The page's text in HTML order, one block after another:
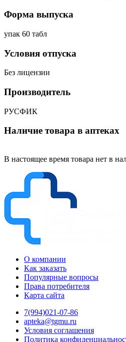
Форма выпуска
упак 60 табл
Условия отпуска
Без лицензии
Производитель
РУСФИК
Наличие товара в аптеках
В настоящее время товара нет в
О компании
Как заказать
Популярные вопросы
Права потребителя
Карта сайта
7(994)021-07-86
apteka@tgmu.ru
Условия соглашения
Политика